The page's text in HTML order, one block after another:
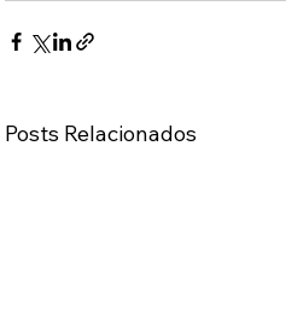
Posts Relacionados